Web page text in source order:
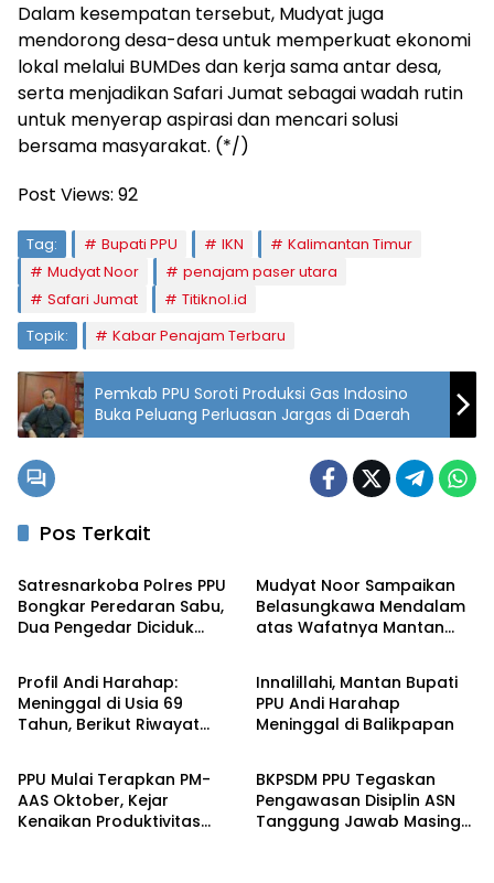
‎Dalam kesempatan tersebut, Mudyat juga
mendorong desa-desa untuk memperkuat ekonomi
lokal melalui BUMDes dan kerja sama antar desa,
serta menjadikan Safari Jumat sebagai wadah rutin
untuk menyerap aspirasi dan mencari solusi
bersama masyarakat. (*/)
Post Views: 92
Tag: Bupati PPU IKN
Kalimantan Timur
Mudyat Noor
penajam paser utara
Safari Jumat
Titiknol.id
Topik:
Kabar Penajam Terbaru
Pemkab PPU Soroti Produksi Gas Indosino
Buka Peluang Perluasan Jargas di Daerah
Pos Terkait
Penajam
Satresnarkoba Polres PPU
Bongkar Peredaran Sabu,
Dua Pengedar Diciduk
Mudyat Noor Sampaikan
Belasungkawa Mendalam
atas Wafatnya Mantan
Penajam
Profil Andi Harahap:
Meninggal di Usia 69
Tahun, Berikut Riwayat
Penajam
Innalillahi, Mantan Bupati
PPU Andi Harahap
Meninggal di Balikpapan
Penajam
PPU Mulai Terapkan PM-
AAS Oktober, Kejar
Kenaikan Produktivitas
Penajam
BKPSDM PPU Tegaskan
Pengawasan Disiplin ASN
Tanggung Jawab Masing-